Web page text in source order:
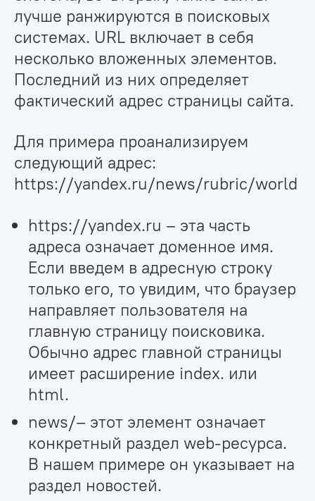
лучше ранжируются в поисковых
системах. URL включает в себя
несколько вложенных элементов.
Последний из них определяет
фактический адрес страницы сайта.
Для примера проанализируем
следующий адрес:
https://yandex.ru/news/rubric/world
https://yandex.ru – эта часть
адреса означает доменное имя.
Если введем в адресную строку
только его, то увидим, что браузер
направляет пользователя на
главную страницу поисковика.
Обычно адрес главной страницы
имеет расширение index. или
html.
news/– этот элемент означает
конкретный раздел web-ресурса.
В нашем примере он указывает на
раздел новостей.